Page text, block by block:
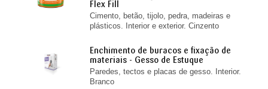
Flex Fill
Cimento, betão, tijolo, pedra, madeiras e
plásticos. Interior e exterior. Cinzento
Enchimento de buracos e fixação de
materiais - Gesso de Estuque
Paredes, tectos e placas de gesso. Interior.
Branco